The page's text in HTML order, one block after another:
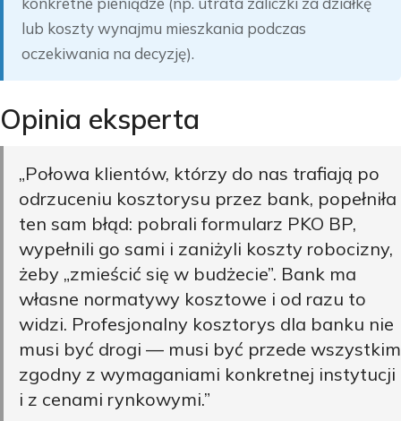
lub koszty wynajmu mieszkania podczas
oczekiwania na decyzję).
Opinia eksperta
„Połowa klientów, którzy do nas trafiają po
odrzuceniu kosztorysu przez bank, popełniła
ten sam błąd: pobrali formularz PKO BP,
wypełnili go sami i zaniżyli koszty robocizny,
żeby „zmieścić się w budżecie”. Bank ma
własne normatywy kosztowe i od razu to
widzi. Profesjonalny kosztorys dla banku nie
musi być drogi — musi być przede wszystkim
zgodny z wymaganiami konkretnej instytucji
i z cenami rynkowymi.”